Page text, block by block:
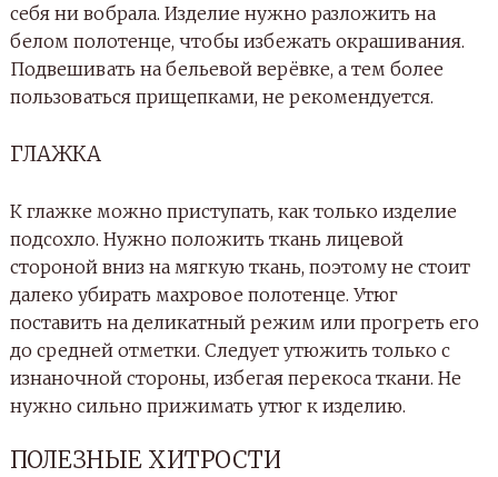
себя ни вобрала. Изделие нужно разложить на
белом полотенце, чтобы избежать окрашивания.
Подвешивать на бельевой верёвке, а тем более
пользоваться прищепками, не рекомендуется.
ГЛАЖКА
К глажке можно приступать, как только изделие
подсохло. Нужно положить ткань лицевой
стороной вниз на мягкую ткань, поэтому не стоит
далеко убирать махровое полотенце. Утюг
поставить на деликатный режим или прогреть его
до средней отметки. Следует утюжить только с
изнаночной стороны, избегая перекоса ткани. Не
нужно сильно прижимать утюг к изделию.
ПОЛЕЗНЫЕ ХИТРОСТИ